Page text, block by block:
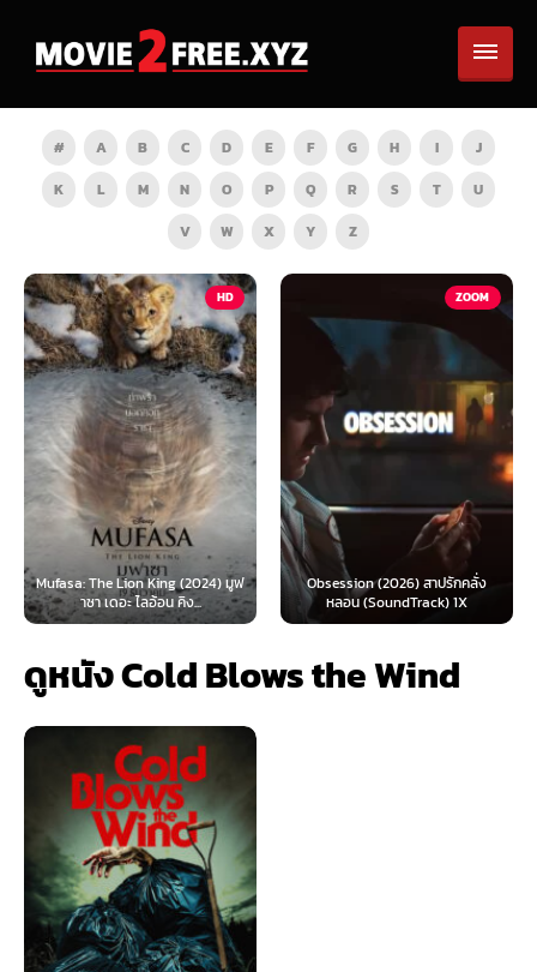
# A B C D E F G H I
J
K
L M N O P Q R S T
U
V
W X Y Z
HD
Lion King (2024) มูฟ
อะ ไลอ้อน คิง...
Obsession (2026) สาปรักคลั่ง
หลอน (SoundTrack) 1X
Survive
ดูหนัง Cold Blows the Wind